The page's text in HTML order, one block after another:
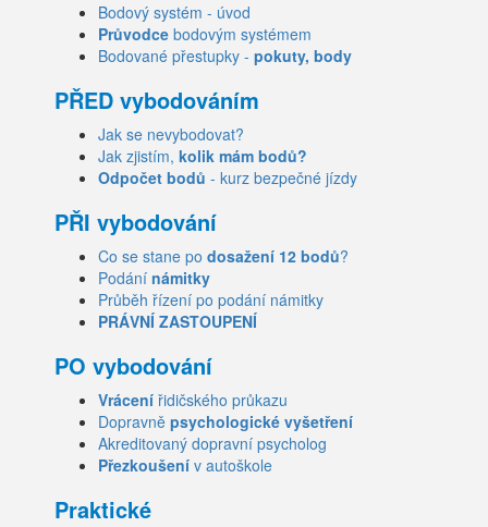
Bodový systém - úvod
Průvodce bodovým systémem
Bodované přestupky - pokuty, body
PŘED vybodováním
Jak se nevybodovat?
Jak zjistím, kolik mám bodů?
Odpočet bodů - kurz bezpečné jízdy
PŘI vybodování
Co se stane po dosažení 12 bodů?
Podání námitky
Průběh řízení po podání námitky
PRÁVNÍ ZASTOUPENÍ
PO vybodování
Vrácení řidičského průkazu
Dopravně psychologické vyšetření
Akreditovaný dopravní psycholog
Přezkoušení v autoškole
Praktické